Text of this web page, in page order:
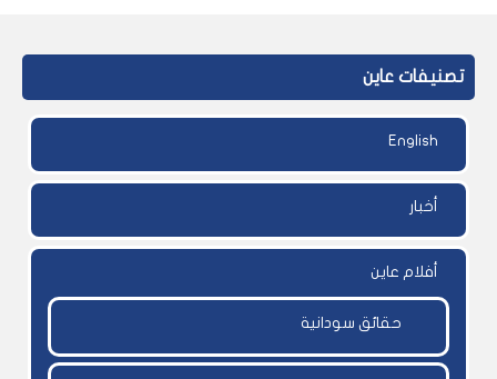
تصنيفات عاين
English
أخبار
أفلام عاين
حقائق سودانية